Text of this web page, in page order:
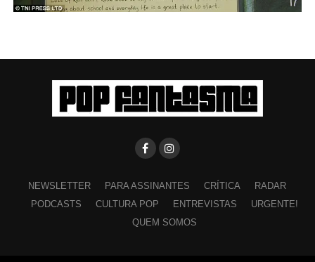
NEWSLETTER PARA ASSINANTES CRÍTICA
RADAR
PODCASTS
CULTURA POP ENTREVISTAS
URGENTE!
QUEM SOMOS